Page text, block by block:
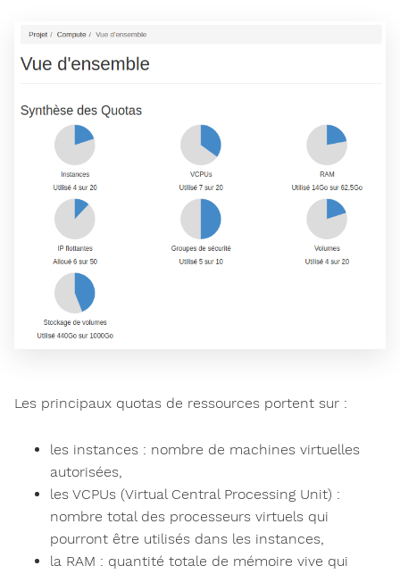
Les principaux quotas de ressources portent sur :
les instances : nombre de machines virtuelles
autorisées,
les VCPUs (Virtual Central Processing Unit) :
nombre total des processeurs virtuels qui
pourront être utilisés dans les instances,
la RAM : quantité totale de mémoire vive qui